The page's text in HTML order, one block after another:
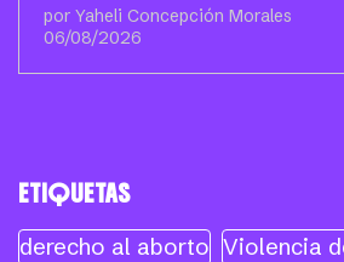
por Yaheli Concepción Morales
06/08/2026
ETIQUETAS
derecho al aborto Violencia